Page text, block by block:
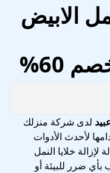
الابيض
لدى شركة منزلك
لأحدث الأدوات
لإزالة خلايا النمل
بأي ضرر للبيئة أو